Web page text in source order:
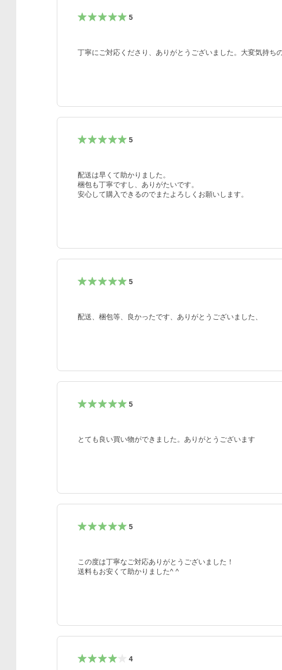
5
丁寧にご対応くださり、ありがとうございました。大変気持ち
5
配送は早くて助かりました。
梱包も丁寧ですし、ありがたいです。
安心して購入できるのでまたよろしくお願いします。
5
配送、梱包等、良かったです、ありがとうございました、
5
とても良い買い物ができました。ありがとうございます
5
この度は丁寧なご対応ありがとうございました！
4